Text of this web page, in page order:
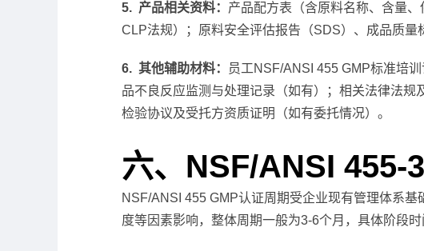
5. 产品相关资料： 产品配方表（含原料名称、含量
CLP法规）；原料安全评估报告（SDS）、成品质量
6. 其他辅助材料：
员工NSF/ANSI 455 GMP标准培
品不良反应监测与处理记录（如有）；相关法律法
检验协议及受托方资质证明（如有委托情况）。
六、NSF/ANSI 455-
NSF/ANSI 455 GMP认证周期受企业现有管理体系
度等因素影响，整体周期一般为3-6个月，具体阶段时